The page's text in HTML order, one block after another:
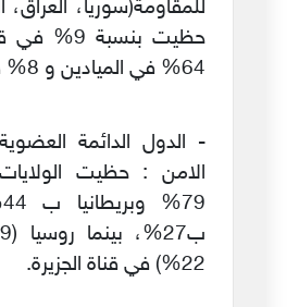
للمقاومة(سوريا، العراق،
حظيت بنسبة
64% في الميادين و 8% في العربية.
- الدول الدائمة
الامن : حظيت
22%) في قناة الجزيرة.